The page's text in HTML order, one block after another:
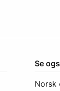
Se
Norsk